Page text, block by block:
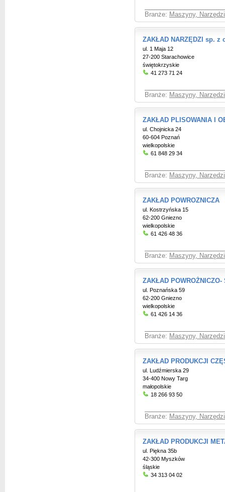
Branże: Maszyny,
ZAKŁAD NARZĘDZI sp. z
ul. 1 Maja 12
27-200 Starachowice
świętokrzyskie
41 273 71 24
Branże: Maszyny,
ZAKŁAD PLISOWANIA I
ul. Chojnicka 24
60-604 Poznań
wielkopolskie
61 848 29 34
Branże: Maszyny,
ZAKŁAD POWROZNICZA
ul. Kostrzyńska 15
62-200 Gniezno
wielkopolskie
61 426 48 36
Branże: Maszyny,
ZAKŁAD POWROŻNICZO-
ul. Poznańska 59
62-200 Gniezno
wielkopolskie
61 426 14 36
Branże: Maszyny,
ZAKŁAD PRODUKCJI
ul. Ludźmierska 29
34-400 Nowy Targ
małopolskie
18 266 93 50
Branże: Maszyny,
ZAKŁAD PRODUKCJI
ul. Piękna 35b
42-300 Myszków
śląskie
34 313 04 02